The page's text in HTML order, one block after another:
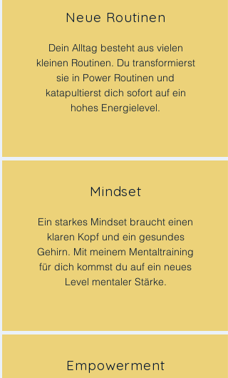
Neue Routinen
Dein Alltag besteht aus vielen
kleinen Routinen. Du transformierst
sie in Power Routinen und
katapultierst dich sofort auf ein
hohes Energielevel.
Mindset
Ein starkes Mindset braucht einen
klaren Kopf und ein gesundes
Gehirn. Mit meinem Mentaltraining
für dich kommst du auf ein neues
Level mentaler Stärke.
Empowerment